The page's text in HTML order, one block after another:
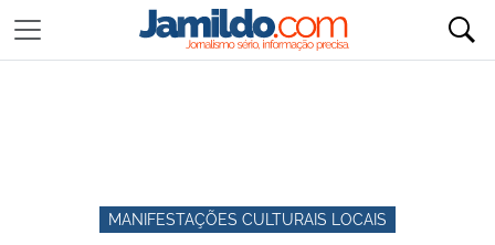
MANIFESTAÇÕES CULTURAIS LOCAIS